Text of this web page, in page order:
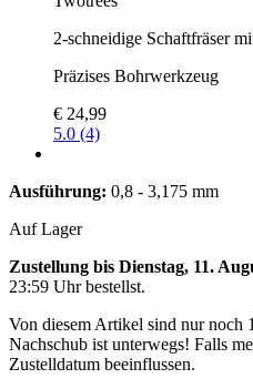
2-schneidige Schaftfräser
Präzises Bohrwerkzeug
€ 24,99
5.0 (4)
Ausführung: 0,8 - 3,175 mm
Auf Lager
Zustellung bis Dienstag, 11.
23:59 Uhrbestellst.
Von diesem Artikel sind nur noch
Nachschub ist unterwegs! Falls
Zustelldatum beeinflussen.